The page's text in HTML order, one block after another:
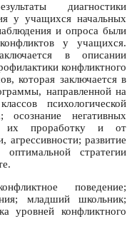
диагностики
у учащихся начальных
и опроса были
у учащихся.
в описании
конфликтного
которая заключается в
направленной на
психологической
негативных
их проработку и от
агрессивности; развитие
оптимальной стратегии
поведение;
младший школьник;
уровней конфликтного